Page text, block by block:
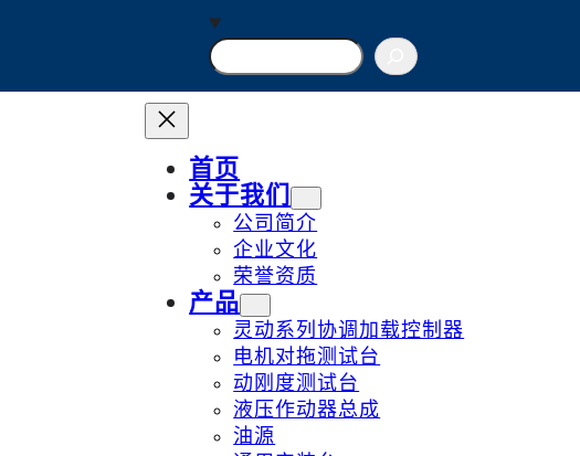
搜
索
首页
关于我们
公司简介
企业文化
荣誉资质
产品
灵动系列协调加载控制器
电机对拖测试台
动刚度测试台
液压作动器总成
油源